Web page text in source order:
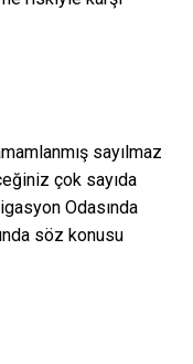
sayılmaz
çok sayıda
Odasında
söz konusu